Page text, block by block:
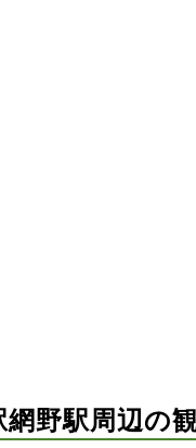
野駅周辺の